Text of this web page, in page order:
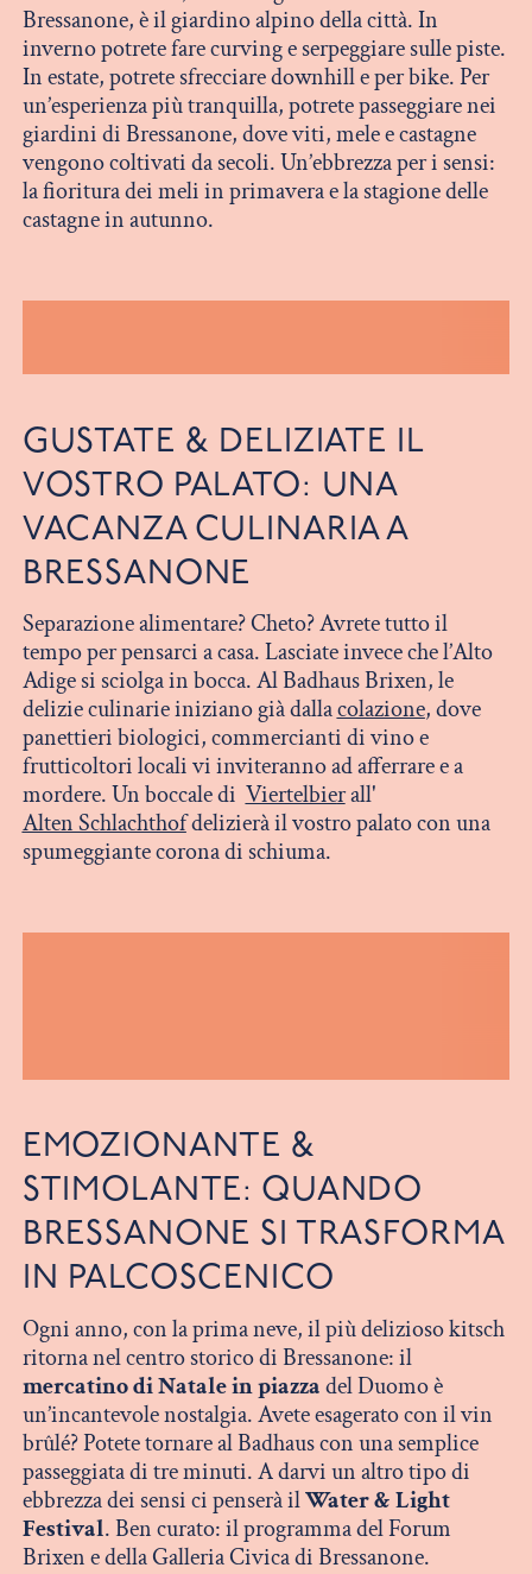
Bressanone, è il giardino alpino della città. In
inverno potrete fare curving e serpeggiare sulle piste.
In estate, potrete sfrecciare downhill e per bike. Per
un’esperienza più tranquilla, potrete passeggiare nei
giardini di Bressanone, dove viti, mele e castagne
vengono coltivati da secoli. Un’ebbrezza per i sensi:
la fioritura dei meli in primavera e la stagione delle
castagne in autunno.
GUSTATE & DELIZIATE IL
VOSTRO PALATO: UNA
VACANZA CULINARIA A
BRESSANONE
Separazione alimentare? Cheto? Avrete tutto il
tempo per pensarci a casa. Lasciate invece che l’Alto
Adige si sciolga in bocca. Al Badhaus Brixen, le
delizie culinarie iniziano già dallacolazione, dove
panettieri biologici, commercianti di vino e
frutticoltori locali vi inviteranno ad afferrare e a
mordere. Un boccale di Viertelbierall'
Alten Schlachthofdelizierà il vostro palato con una
spumeggiante corona di schiuma.
EMOZIONANTE &
STIMOLANTE: QUANDO
BRESSANONE SI TRASFORMA
IN PALCOSCENICO
Ogni anno, con la prima neve, il più delizioso kitsch
ritorna nel centro storico di Bressanone: il
mercatino di Natale in piazzadel Duomo è
un’incantevole nostalgia. Avete esagerato con il vin
brûlé? Potete tornare al Badhaus con una semplice
passeggiata di tre minuti. A darvi un altro tipo di
ebbrezza dei sensi ci penserà ilWater & Light
Festival. Ben curato: il programma del Forum
Brixen e della Galleria Civica di Bressanone.